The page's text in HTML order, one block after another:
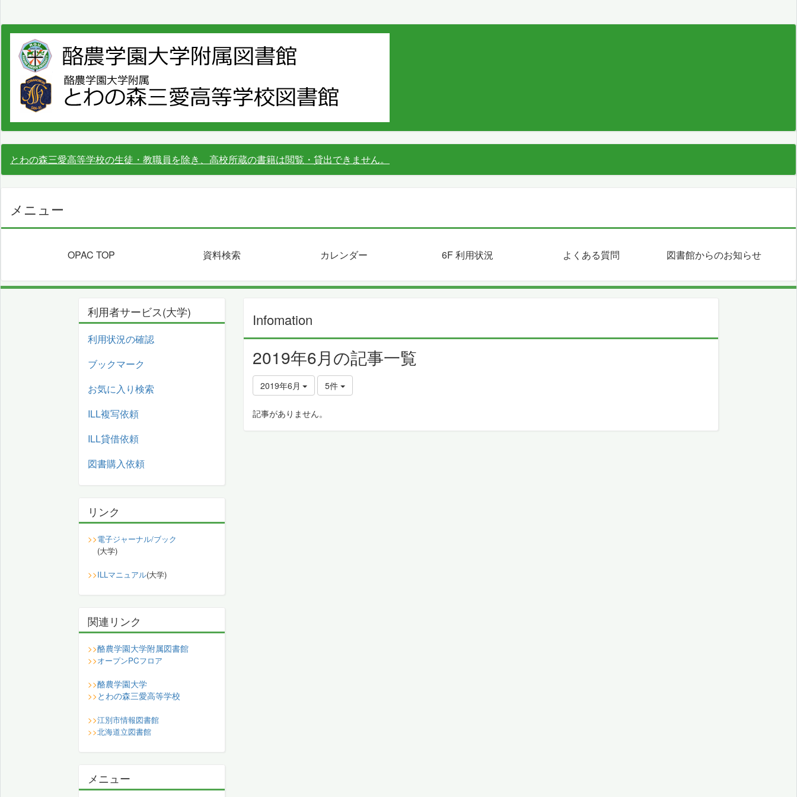
とわの森三愛高等学校の生徒・教職員を除き、高校所蔵の書籍は閲覧・貸出できません。
メニュー
OPAC TOP 資料検索 カレンダー 6F 利用状況 よくある質問 図書館からのお知らせ
Infomation
2019年6月の記事一覧
2019年6月 5件
記事がありません。
利用者サービス(大学)
利用状況の確認
ブックマーク
お気に入り検索
ILL複写依頼
ILL貸借依頼
図書購入依頼
リンク
>>電子ジャーナル/ブック
(大学)
>>ILLマニュアル(大学)
関連リンク
>>酪農学園大学附属図書館
>>オープンPCフロア
>>酪農学園大学
>> とわの森三愛高等学校
>>江別市情報図書館
>>北海道立図書館
メニュー